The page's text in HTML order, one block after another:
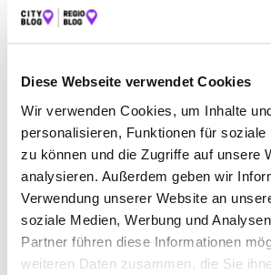
Diese Webseite verwendet Cookies
Wir verwenden Cookies, um Inhalte
personalisieren, Funktionen für soziale
zu können und die Zugriffe auf unsere
analysieren. Außerdem geben wir
Verwendung unserer Website an
soziale Medien, Werbung und
Partner führen diese Informationen
weiteren Daten zusammen, die Sie
NEUROLOGE
Suchen nach